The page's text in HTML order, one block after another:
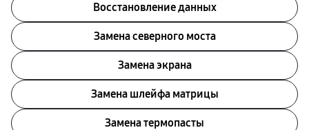
Восстановление данных
Замена северного моста
Замена экрана
Замена шлейфа матрицы
Замена термопасты